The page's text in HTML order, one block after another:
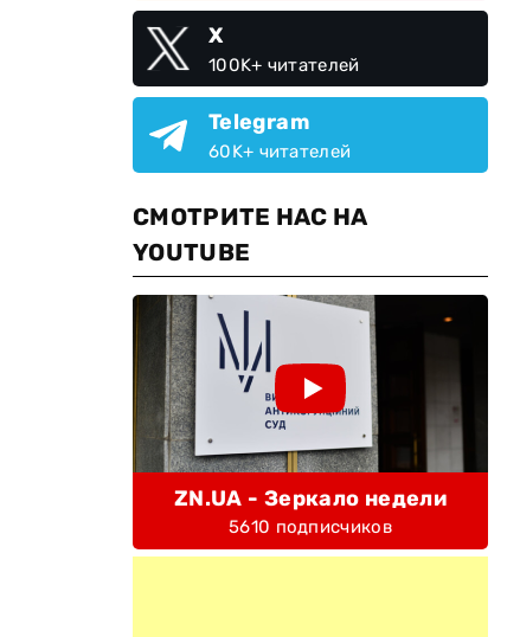
X
100K+ читателей
Telegram
60K+ читателей
СМОТРИТЕ НАС НА
YOUTUBE
ZN.UA - Зеркало недели
5610 подписчиков